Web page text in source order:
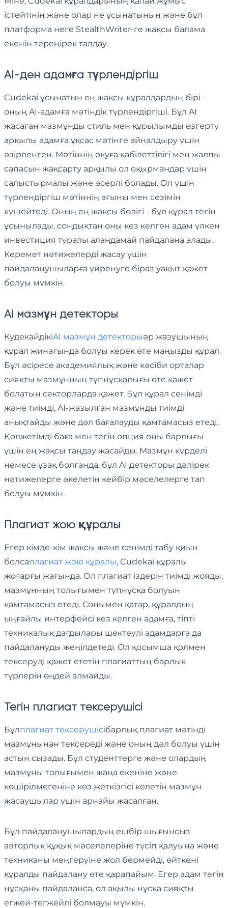
істейтінін және олар не ұсынатынын және бұл
платформа неге StealthWriter-ге жақсы балама
екенін тереңірек талдау.
AI-ден адамға түрлендіргіш
Cudekai ұсынатын ең жақсы құралдардың бірі -
оның AI-адамға мәтіндік түрлендіргіші. Бұл AI
жасаған мазмұнды стиль мен құрылымды өзгерту
арқылы адамға ұқсас мәтінге айналдыру үшін
әзірленген. Мәтіннің оқуға қабілеттілігі мен жалпы
сапасын жақсарту арқылы ол оқырмандар үшін
салыстырмалы және әсерлі болады. Ол үшін
түрлендіргіш мәтіннің ағыны мен сезімін
күшейтеді. Оның ең жақсы бөлігі - бұл құрал тегін
ұсынылады, сондықтан оны кез келген адам үлкен
инвестиция туралы алаңдамай пайдалана алады.
Керемет нәтижелерді жасау үшін
пайдаланушыларға үйренуге біраз уақыт қажет
болуы мүмкін.
AI мазмұн детекторы
КудекайдікіAI мазмұн детекторыәр жазушының
құрал жинағында болуы керек өте маңызды құрал.
Бұл әсіресе академиялық және кәсіби орталар
сияқты мазмұнның түпнұсқалығы өте қажет
болатын секторларда қажет. Бұл құрал сенімді
және тиімді, AI-жазылған мазмұнды тиімді
анықтайды және дәл бағалауды қамтамасыз етеді.
Қолжетімді баға мен тегін опция оны барлығы
үшін ең жақсы таңдау жасайды. Мазмұн күрделі
немесе ұзақ болғанда, бұл AI детекторы дәлірек
нәтижелерге әкелетін кейбір мәселелерге тап
болуы мүмкін.
Плагиат жою құралы
Егер кімде-кім жақсы және сенімді табу қиын
болсаплагиат жою құралы, Cudekai құралы
жоғарғы жағында. Ол плагиат іздерін тиімді жояды,
мазмұнның толығымен түпнұсқа болуын
қамтамасыз етеді. Сонымен қатар, құралдың
ыңғайлы интерфейсі кез келген адамға, тіпті
техникалық дағдылары шектеулі адамдарға да
пайдалануды жеңілдетеді. Ол қосымша қолмен
тексеруді қажет ететін плагиаттың барлық
түрлерін өңдей алмайды.
Тегін плагиат тексерушісі
Бұлплагиат тексерушісібарлық плагиат мәтінді
мазмұнынан тексереді және оның дәл болуы үшін
астын сызады. Бұл студенттерге және олардың
мазмұны толығымен жаңа екеніне және
көшірілмегеніне көз жеткізгісі келетін мазмұн
жасаушылар үшін арнайы жасалған.
Бұл пайдаланушылардың ешбір шығынсыз
авторлық құқық мәселелеріне түсіп қалуына және
техниканы меңгеруіне жол бермейді, өйткені
құралды пайдалану өте қарапайым. Егер адам тегін
нұсқаны пайдаланса, ол ақылы нұсқа сияқты
егжей-тегжейлі болмауы мүмкін.